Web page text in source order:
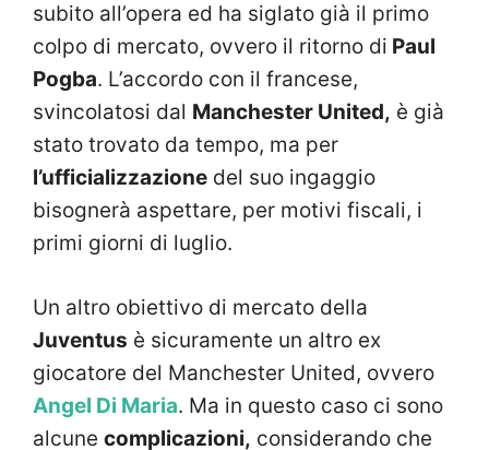
subito all’opera ed ha siglato già il primo
colpo di mercato, ovvero il ritorno di Paul
Pogba. L’accordo con il francese,
svincolatosi dal Manchester United, è già
stato trovato da tempo, ma per
l’ufficializzazione del suo ingaggio
bisognerà aspettare, per motivi fiscali, i
primi giorni di luglio.
Un altro obiettivo di mercato della
Juventus è sicuramente un altro ex
giocatore del Manchester United, ovvero
Angel Di Maria. Ma in questo caso ci sono
alcune complicazioni, considerando che